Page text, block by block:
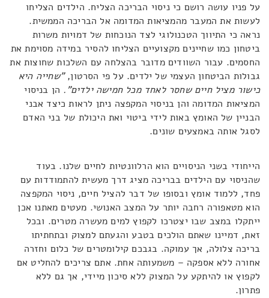
על פניו עושה רושם כי ניסוי הבריכה הצליח. הילדים הצליחו
לעשות את המעבר מהמציאות המדומה אל הבריכה הממשית.
נראה כי התיווך הטכנולוגי לצד הנוכחות של דמויות משרות
ביטחון כמו שחיינים מקצועיים הצליחו להסיר במידה מסוימת את
החסמים. עבור השוודים מדובר בהצלחה עם השלכות שחוצות את
גבולות הביטחון העצמי של ילדים. על פי הסרטון,"שחייה היא
כישור מציל חיים שחסר לאחד מכל חמישה ילדים". הן בניסוי
המציאות המדומה והן בניסוי המקפצה ניתן לראות כיצד אבני
הבניין של האומץ באות לידי ביטוי ואת היכולת של בני האדם
לסגל אותה באמצעים שונים.
הייחודי בשני הניסויים הוא הרלוונטיות לחיים שלנו. בעוד
שהניסוי עם הילדים בבריכה מציג דרך מעשית להתמודדות עם
פחד, ללמוד אומץ ובסופו של דבר להציל חיים, ניסוי המקפצה
הוא מטאפורה רחבה יותר על המצב האנושי. מעטים מאתנו אכן
ייתקלו במצב שבו יצטרכו לקפוץ למים מעשרה מטרים. ובכל
זאת, דמיינו שאתם הולכים בטבע והגעתם למצוק ובתחתיתו
בריכה צלולה, אך עמוקה. בגבכם קילומטרים של כלום וחזרה
אחורה ללא אספקה – משמעותה אחת. אתם צריכים להחליט אם
לקפוץ או להיתקע על המצוק ללא סיכון מיידי, אך גם ללא
פתרון.